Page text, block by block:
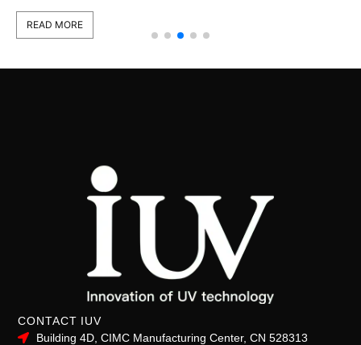
READ MORE
CONTACT IUV
Building 4D, CIMC Manufacturing Center, CN 528313